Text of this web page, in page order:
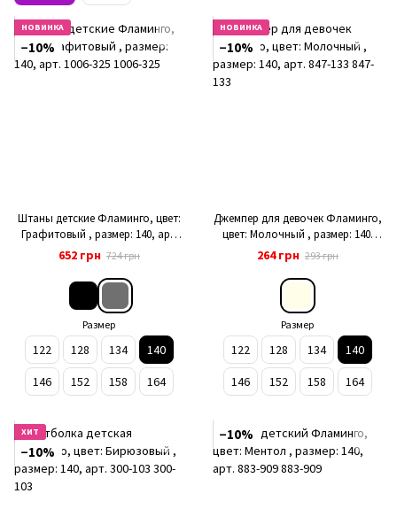
НОВИНКА
−10%
Штаны детские Фламинго, цвет:
Графитовый , размер: 140, арт.
1006-325
652 грн 724 грн
Размер
122 128 134
140
146
152 158 164
НОВИНКА
−10%
Джемпер для девочек Фламинго,
цвет: Молочный , размер: 140,
арт. 847-133
264 грн 293 грн
Размер
122 128 134
140
146
152 158 164
ХИТ
−10%
−10%